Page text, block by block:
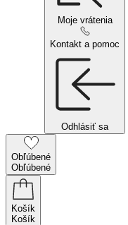
Moje vrátenia
Kontakt a pomoc
Odhlásiť sa
Obľúbené
Obľúbené
Košík
Košík